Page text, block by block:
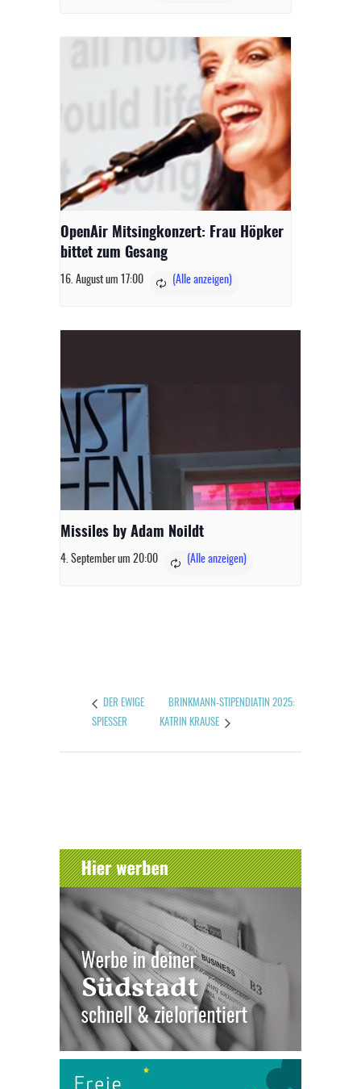
OpenAir Mitsingkonzert: Frau Höpker
bittet zum Gesang
16. August um 17:00
Missiles by Adam Noildt
4. September um 20:00
DER EWIGE
SPIESSER
BRINKMANN-STIPENDIATIN 2025:
KATRIN KRAUSE